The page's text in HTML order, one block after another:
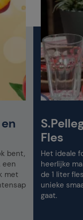
bent,
een
met
Fles
Het ideale
heerlijke
de 1 liter
unieke
gaat.